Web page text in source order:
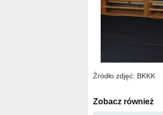
Źródło zdjęć: BKKK
Zobacz również